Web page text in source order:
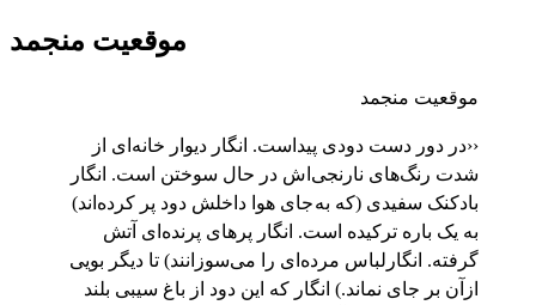
موقعیت منجمد
موقعیت منجمد
‹‹در دور دست دودی پیداست. انگار دیوار خانه‌ای از
شدت رنگ‌های نارنجی‌اش در حال سوختن است. انگار
بادکنک سفیدی (که به جای هوا داخلش دود پر کرده‌اند)
به یک باره ترکیده است. انگار پر‌های پرنده‌ای آتش
گرفته. انگارلباس مرده‌ای را می‌سوزانند) تا دیگر بویی
ازآن بر جای نماند.) انگار که این دود از باغ سیبی بلند